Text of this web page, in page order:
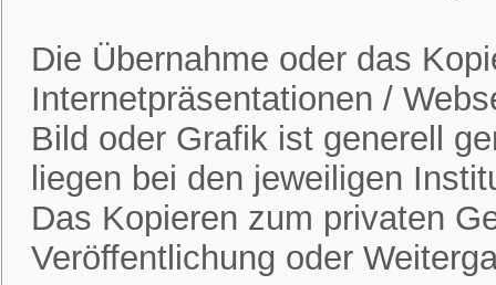
Die Übernahme oder das
Internetpräsentationen /
Bild oder Grafik ist generell
liegen bei den jeweiligen
Das Kopieren zum privaten
Veröffentlichung oder